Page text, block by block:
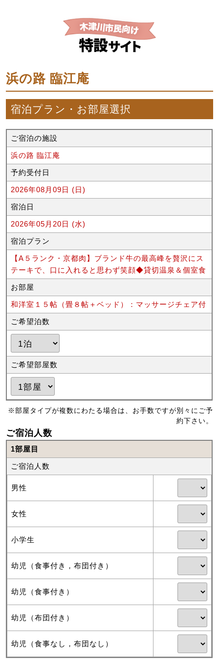
浜の路 臨江庵
宿泊プラン・お部屋選択
ご宿泊の施設
浜の路 臨江庵
予約受付日
2026年08月09日 (日)
宿泊日
2026年05月20日 (水)
宿泊プラン
【A５ランク・京都肉】ブランド牛の最高峰を贅沢にス
テーキで、口に入れると思わず笑顔◆貸切温泉＆個室食
お部屋
和洋室１５帖（畳８帖＋ベッド）：マッサージチェア付
ご希望泊数
ご希望部屋数
※部屋タイプが複数にわたる場合は、お手数ですが別々にご予
約下さい。
ご宿泊人数
1部屋目
ご宿泊人数
男性
女性
小学生
幼児（食事付き，布団付き）
幼児（食事付き）
幼児（布団付き）
幼児（食事なし，布団なし）